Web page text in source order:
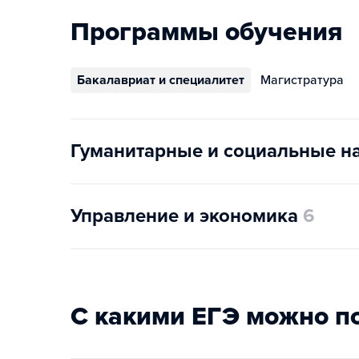
Программы обучения
Бакалавриат и специалитет Магистратура
Гуманитарные и социальные
Управление и экономика 6
С какими ЕГЭ можно